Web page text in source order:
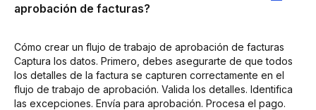
aprobación de facturas?
Cómo crear un flujo de trabajo de aprobación de facturas
Captura los datos. Primero, debes asegurarte de que todos
los detalles de la factura se capturen correctamente en el
flujo de trabajo de aprobación. Valida los detalles. Identifica
las excepciones. Envía para aprobación. Procesa el pago.